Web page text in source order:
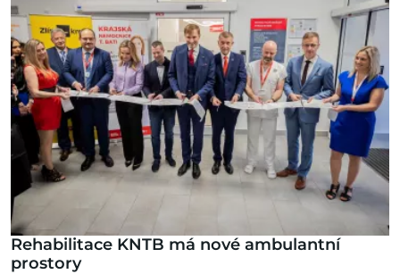
Rehabilitace KNTB má nové ambulantní
prostory